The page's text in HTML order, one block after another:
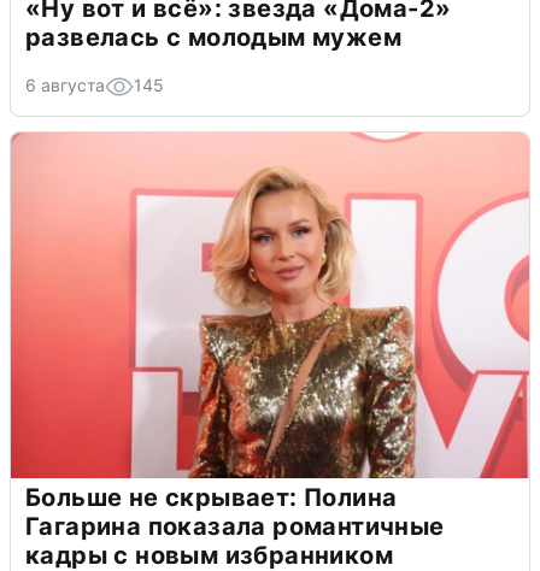
«Ну вот и всё»: звезда «Дома-2»
развелась с молодым мужем
6 августа 145
Больше не скрывает: Полина
Гагарина показала романтичные
кадры с новым избранником